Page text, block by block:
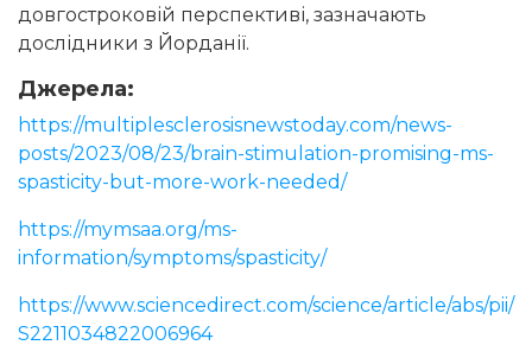
довгостроковій перспективі, зазначають
дослідники з Йорданії.
Джерела:
https://multiplesclerosisnewstoday.com/news-
posts/2023/08/23/brain-stimulation-promising-ms-
spasticity-but-more-work-needed/
https://mymsaa.org/ms-
information/symptoms/spasticity/
https://www.sciencedirect.com/science/article/abs/pii/
S2211034822006964